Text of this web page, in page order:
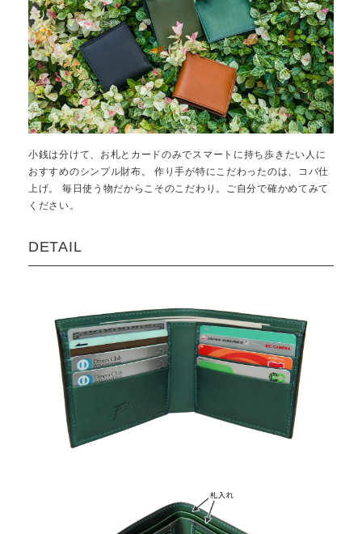
小銭は分けて、お札とカードのみでスマートに持ち歩きたい人に
おすすめのシンプル財布。 作り手が特にこだわったのは、コバ仕
上げ。 毎日使う物だからこそのこだわり。ご自分で確かめてみて
ください。
DETAIL